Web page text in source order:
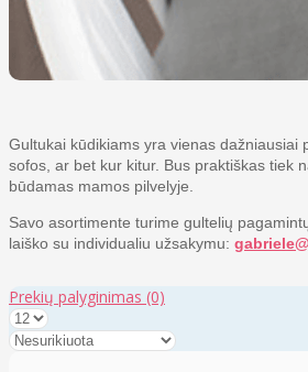
Gultukai kūdikiams yra vienas
sofos, ar bet kur kitur. Bus praktiškas tiek
būdamas mamos pilvelyje.
Savo asortimente turime gultelių
laiško su individualiu užsakymu:
Prekių palyginimas (0)